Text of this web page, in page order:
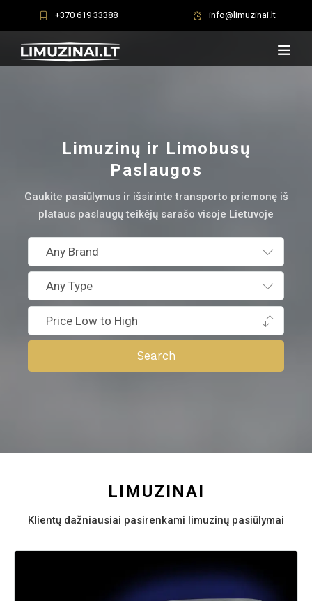
+370 619 33388 info@limuzinai.lt
Limuzinų ir Limobusų
Paslaugos
Gaukite pasiūlymus ir išsirinte transporto priemonę iš
plataus paslaugų teikėjų sarašo visoje Lietuvoje
LIMUZINAI
Klientų dažniausiai pasirenkami limuzinų pasiūlymai